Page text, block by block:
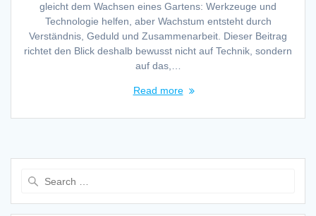
gleicht dem Wachsen eines Gartens: Werkzeuge und
Technologie helfen, aber Wachstum entsteht durch
Verständnis, Geduld und Zusammenarbeit. Dieser Beitrag
richtet den Blick deshalb bewusst nicht auf Technik, sondern
auf das,…
Read more